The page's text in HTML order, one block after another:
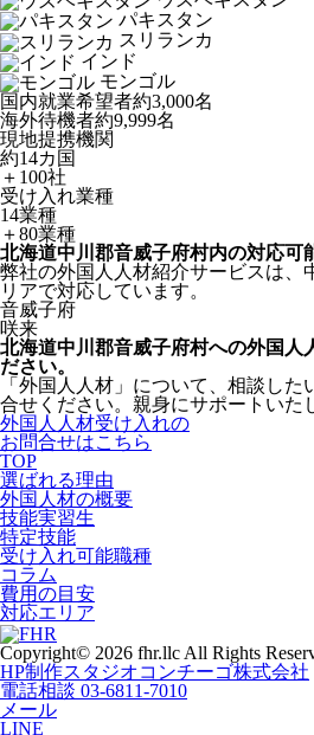
パキスタン
スリランカ
インド
モンゴル
国内就業希望者約3,000名
海外待機者約9,999名
現地提携機関
約14カ国
＋100社
受け入れ業種
14業種
＋80業種
北海道中川郡音威子府村内の対応可
弊社の外国人人材紹介サービスは、
リアで対応しています。
音威子府
咲来
北海道中川郡音威子府村への外国人
ださい。
「外国人人材」について、相談し
合せください。親身にサポートいた
外国人人材受け入れの
お問合せはこちら
TOP
選ばれる理由
外国人材の概要
技能実習生
特定技能
受け入れ可能職種
コラム
費用の目安
対応エリア
Copyright© 2026 fhr.llc All Rights
HP制作スタジオコンチーゴ株式会社
電話相談 03-6811-7010
メール
LINE